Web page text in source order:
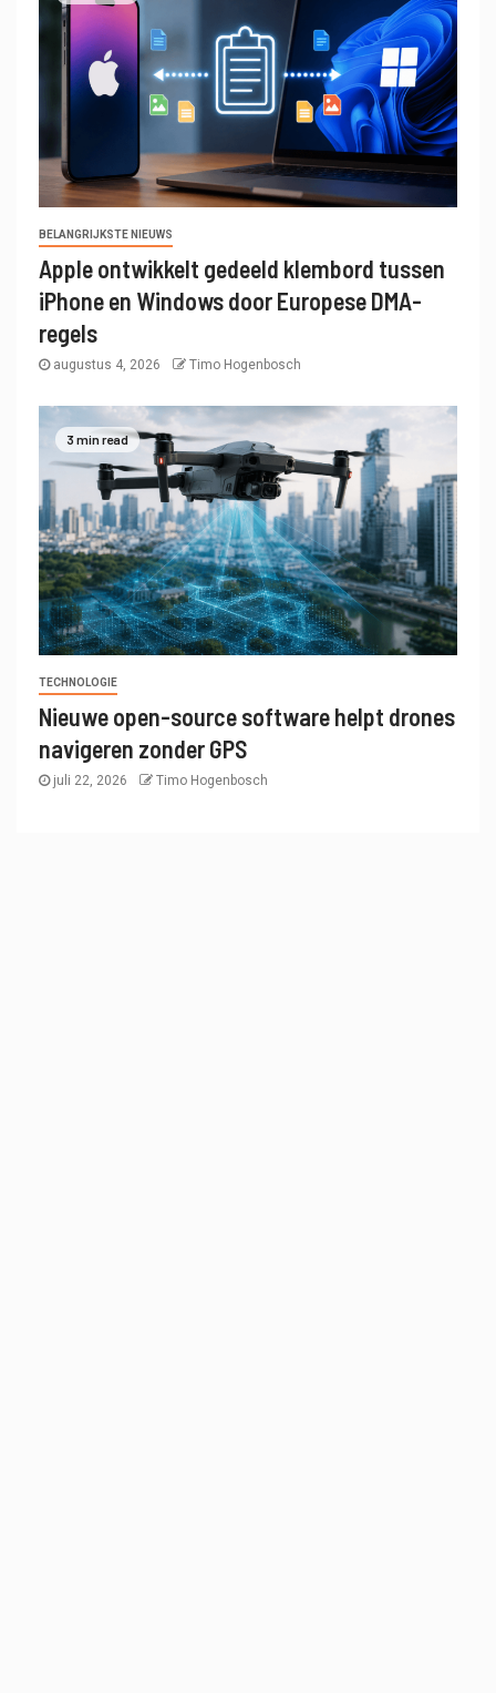
BELANGRIJKSTE NIEUWS
Apple ontwikkelt gedeeld klembord tussen
iPhone en Windows door Europese DMA-
regels
augustus 4, 2026 Timo Hogenbosch
3 min read
TECHNOLOGIE
Nieuwe open-source software helpt drones
navigeren zonder GPS
juli 22, 2026 Timo Hogenbosch